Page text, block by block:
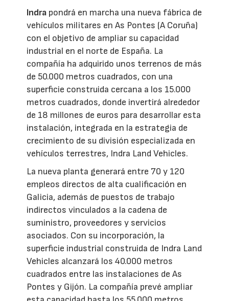
Indra pondrá en marcha una nueva fábrica de
vehículos militares en As Pontes (A Coruña)
con el objetivo de ampliar su capacidad
industrial en el norte de España. La
compañía ha adquirido unos terrenos de más
de 50.000 metros cuadrados, con una
superficie construida cercana a los 15.000
metros cuadrados, donde invertirá alrededor
de 18 millones de euros para desarrollar esta
instalación, integrada en la estrategia de
crecimiento de su división especializada en
vehículos terrestres, Indra Land Vehicles.
La nueva planta generará entre 70 y 120
empleos directos de alta cualificación en
Galicia, además de puestos de trabajo
indirectos vinculados a la cadena de
suministro, proveedores y servicios
asociados. Con su incorporación, la
superficie industrial construida de Indra Land
Vehicles alcanzará los 40.000 metros
cuadrados entre las instalaciones de As
Pontes y Gijón. La compañía prevé ampliar